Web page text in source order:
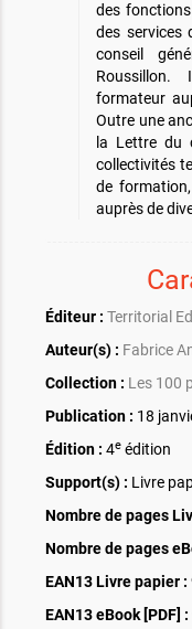
des
des services
conseil
Roussillon.
formateur
Outre une
la Lettre du
collectivités
de
auprès de
Éditeur : Territorial
Auteur(s) : Fabrice
Collection : Les 100
Publication : 18
Édition : 4e édition
Support(s) : Livre
Nombre de pages
Nombre de pages
EAN13 Livre papier :
EAN13 eBook [PDF] :